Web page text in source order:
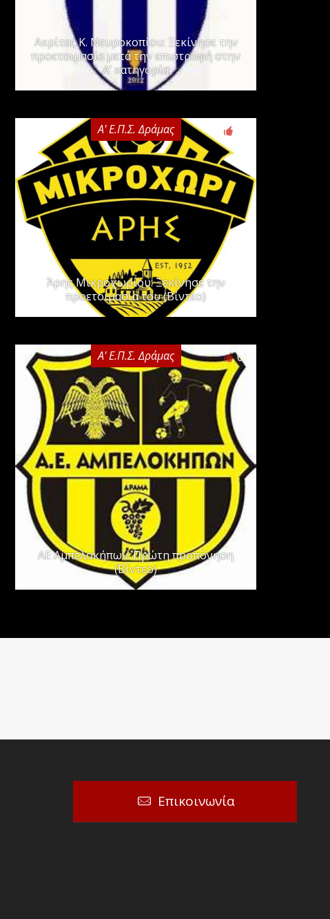
Ακρίτας Κ. Νευροκοπίου: Ξεκίνησε την
προετοιμασία μετά την επιστροφή στην
Α’ κατηγορία
Α' Ε.Π.Σ. Δράμας
Άρης Μικροχωρίου: Ξεκίνησε την
προετοιμασία του (Βίντεο)
Α' Ε.Π.Σ. Δράμας 0
ΑΕ Αμπελοκήπων: Πρώτη προπόνηση
(Βίντεο)
Επικοινωνία